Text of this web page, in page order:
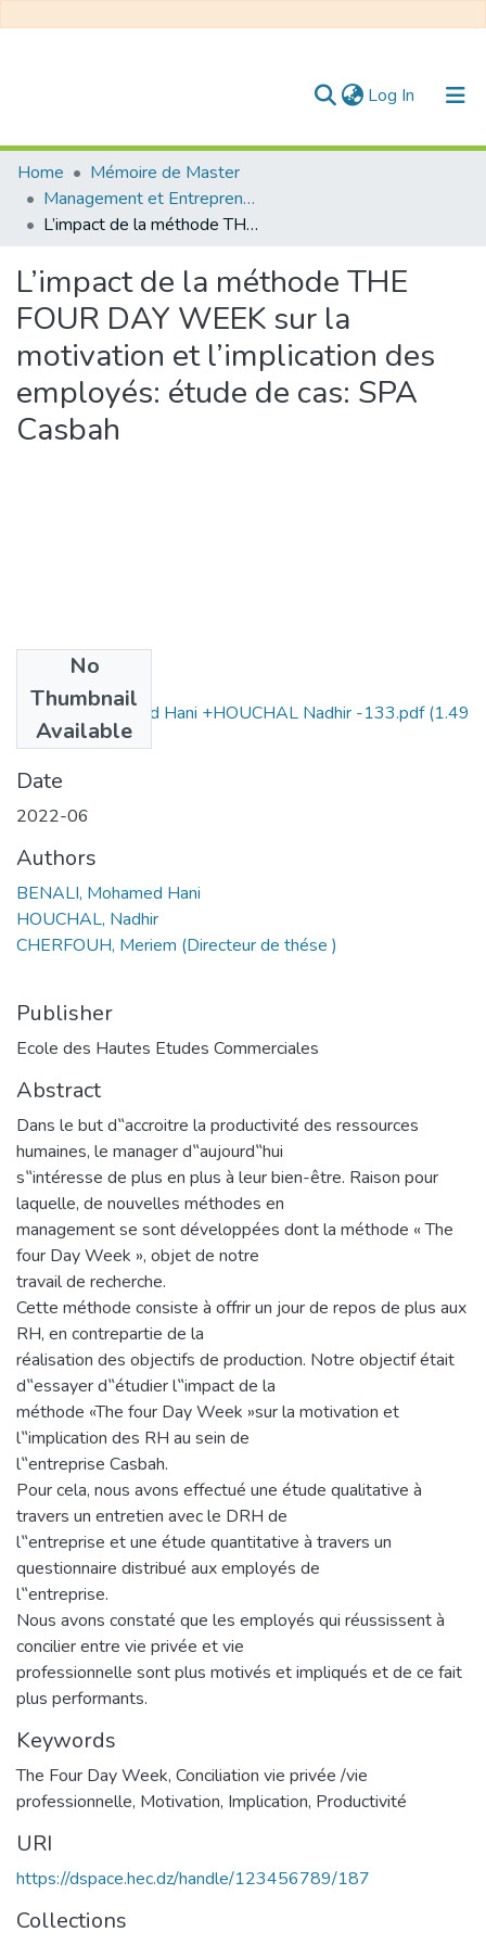
Log In (current)
Communities & Collections
All of DSpace
Home
Mémoire de Master
Management et Entrepreneuriat
L’impact de la méthode THE FOUR DAY WEEK sur la motivation et l’implication des employés: étude de cas: SPA Casbah
L’impact de la méthode THE
FOUR DAY WEEK sur la
motivation et l’implication des
employés: étude de cas: SPA
Casbah
No
Thumbnail
Available
BENALI Mohamed Hani +HOUCHAL Nadhir -133.pdf(1.49
MB)
Date
2022-06
Authors
BENALI, Mohamed Hani
HOUCHAL, Nadhir
CHERFOUH, Meriem (Directeur de thése )
Publisher
Ecole des Hautes Etudes Commerciales
Abstract
Dans le but d‟accroitre la productivité des ressources
humaines, le manager d‟aujourd‟hui
s‟intéresse de plus en plus à leur bien-être. Raison pour
laquelle, de nouvelles méthodes en
management se sont développées dont la méthode « The
four Day Week », objet de notre
travail de recherche.
Cette méthode consiste à offrir un jour de repos de plus aux
RH, en contrepartie de la
réalisation des objectifs de production. Notre objectif était
d‟essayer d‟étudier l‟impact de la
méthode «The four Day Week »sur la motivation et
l‟implication des RH au sein de
l‟entreprise Casbah.
Pour cela, nous avons effectué une étude qualitative à
travers un entretien avec le DRH de
l‟entreprise et une étude quantitative à travers un
questionnaire distribué aux employés de
l‟entreprise.
Nous avons constaté que les employés qui réussissent à
concilier entre vie privée et vie
professionnelle sont plus motivés et impliqués et de ce fait
plus performants.
Keywords
The Four Day Week, Conciliation vie privée /vie
professionnelle, Motivation, Implication, Productivité
URI
https://dspace.hec.dz/handle/123456789/187
Collections